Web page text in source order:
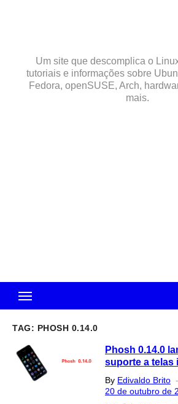
Um site que descomplica o
tutoriais e informações sobre
Fedora, openSUSE, Arch,
mais.
TAG: PHOSH 0.14.0
Phosh 0.14.0
suporte a telas
By Edivaldo Brito
20 de outubro de